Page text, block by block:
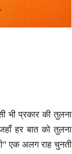
भी प्रकार की तुलना
हर बात को तुलना
एक अलग राह चुनती